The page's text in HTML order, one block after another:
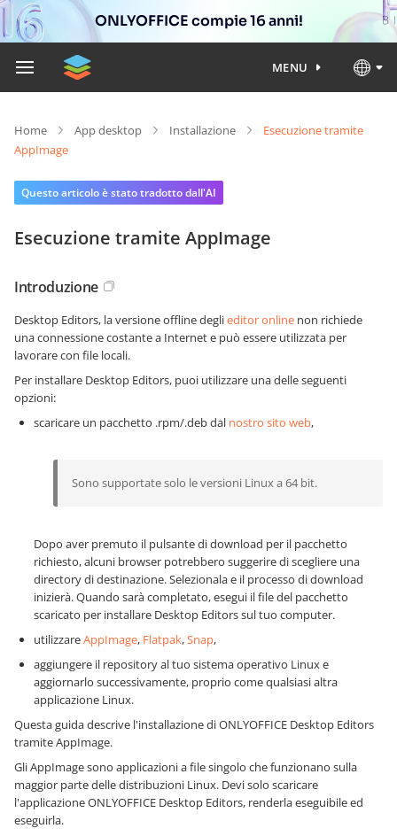
ONLYOFFICE compie 16 anni!
MENU
Home App desktop Installazione
Esecuzione tramite
AppImage
Questo articolo è stato tradotto dall'AI
Esecuzione tramite AppImage
Introduzione
Desktop Editors, la versione offline deglieditor online non richiede
una connessione costante a Internet e può essere utilizzata per
lavorare con file locali.
Per installare Desktop Editors, puoi utilizzare una delle seguenti
opzioni:
scaricare un pacchetto .rpm/.deb dal nostro sito web,
Sono supportate solo le versioni Linux a 64 bit.
Dopo aver premuto il pulsante di download per il pacchetto
richiesto, alcuni browser potrebbero suggerire di scegliere una
directory di destinazione. Selezionala e il processo di download
inizierà. Quando sarà completato, esegui il file del pacchetto
scaricato per installare Desktop Editors sul tuo computer.
utilizzareAppImage, Flatpak,Snap,
aggiungere il repository al tuo sistema operativo Linux e
aggiornarlo successivamente, proprio come qualsiasi altra
applicazione Linux.
Questa guida descrive l'installazione di ONLYOFFICE Desktop Editors
tramite AppImage.
Gli AppImage sono applicazioni a file singolo che funzionano sulla
maggior parte delle distribuzioni Linux. Devi solo scaricare
l'applicazione ONLYOFFICE Desktop Editors, renderla eseguibile ed
eseguirla.